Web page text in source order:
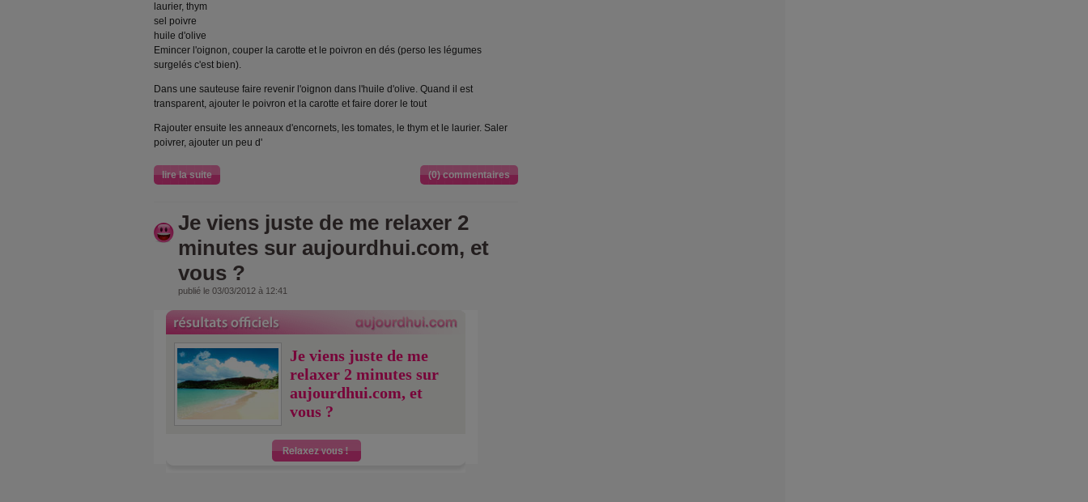
laurier, thym
sel poivre
huile d'olive
Emincer l'oignon, couper la carotte et le poivron en dés (perso les légumes
surgelés c'est bien).
Dans une sauteuse faire revenir l'oignon dans l'huile d'olive. Quand il est
transparent, ajouter le poivron et la carotte et faire dorer le tout
Rajouter ensuite les anneaux d'encornets, les tomates, le thym et le laurier. Saler
poivrer, ajouter un peu d'
lire la suite (0) commentaires
Je viens juste de me relaxer 2
minutes sur aujourdhui.com, et
vous ?
publié le 03/03/2012 à 12:41
Je viens juste de me
relaxer 2 minutes sur
aujourdhui.com, et
vous ?